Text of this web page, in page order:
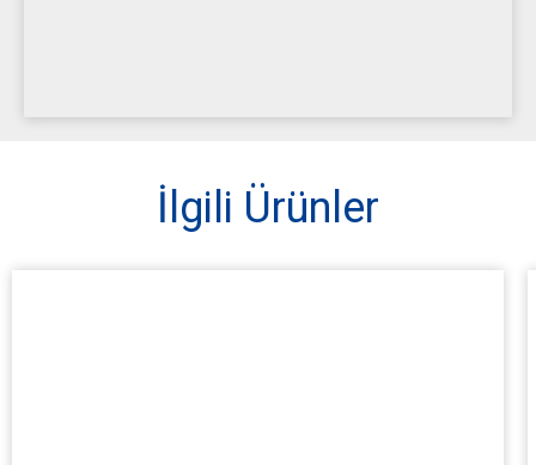
İlgili Ürünler